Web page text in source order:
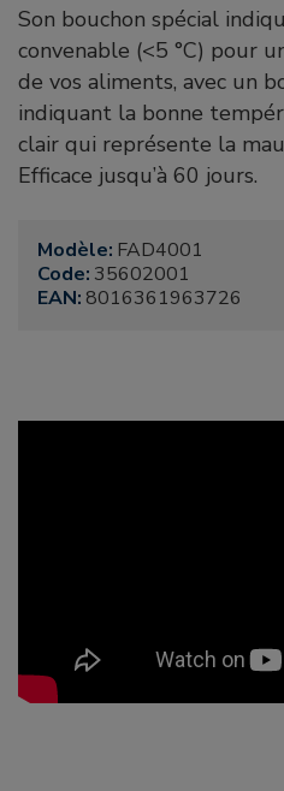
Son bouchon spécial
convenable (<5 °C) pour
de vos aliments, avec un
indiquant la bonne
clair qui représente la
Efficace jusqu’à 60 jours.
Modèle: FAD4001
Code: 35602001
EAN: 8016361963726